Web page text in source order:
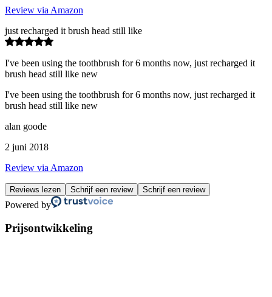
Review via Amazon
just recharged it brush head still like
I've been using the toothbrush for 6 months now, just recharged it
brush head still like new
I've been using the toothbrush for 6 months now, just recharged it
brush head still like new
alan goode
2 juni 2018
Review via Amazon
Reviews lezen Schrijf een review Schrijf een review
Powered by
Prijsontwikkeling